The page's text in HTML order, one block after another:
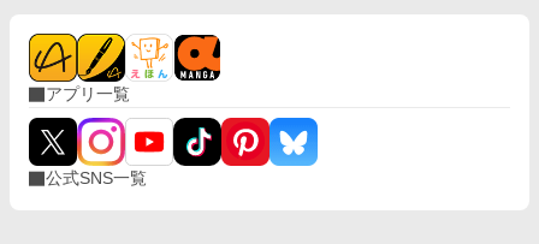
イゼは、消えることにした。
アプリ一覧
公式SNS一覧